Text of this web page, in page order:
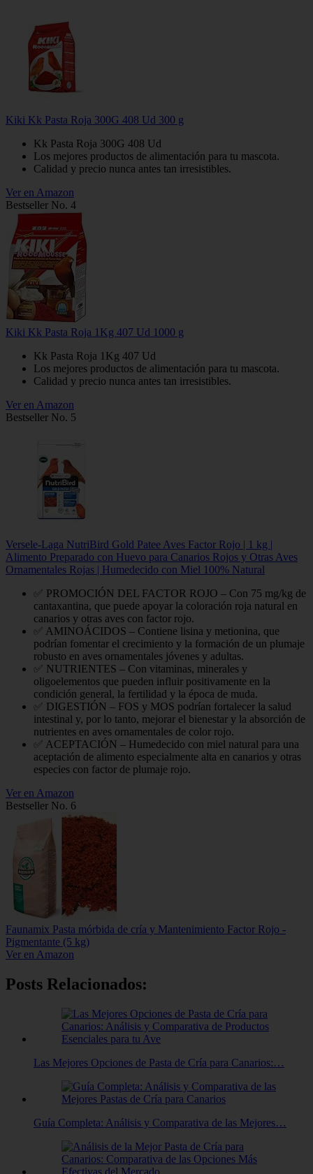
Kiki Kk Pasta Roja 300G 408 Ud 300 g
Kk Pasta Roja 300G 408 Ud
Los mejores productos de alimentación para tu mascota.
Calidad y precio nunca antes tan irresistibles.
Ver en Amazon
Bestseller No. 4
Kiki Kk Pasta Roja 1Kg 407 Ud 1000 g
Kk Pasta Roja 1Kg 407 Ud
Los mejores productos de alimentación para tu mascota.
Calidad y precio nunca antes tan irresistibles.
Ver en Amazon
Bestseller No. 5
Versele-Laga NutriBird Gold Patee Aves Factor Rojo | 1 kg |
Alimento Preparado con Huevo para Canarios Rojos y Otras Aves
Ornamentales Rojas | Humedecido con Miel 100% Natural
✅ PROMOCIÓN DEL FACTOR ROJO – Con 75 mg/kg de
cantaxantina, que puede apoyar la coloración roja natural en
canarios y otras aves con factor rojo.
✅ AMINOÁCIDOS – Contiene lisina y metionina, que
podrían fomentar el crecimiento y la formación de un plumaje
robusto en aves ornamentales jóvenes y adultas.
✅ NUTRIENTES – Con vitaminas, minerales y
oligoelementos que pueden influir positivamente en la
condición general, la fertilidad y la época de muda.
✅ DIGESTIÓN – FOS y MOS podrían fortalecer la salud
intestinal y, por lo tanto, mejorar el bienestar y la absorción de
nutrientes en aves ornamentales de color rojo.
✅ ACEPTACIÓN – Humedecido con miel natural para una
aceptación de alimento especialmente alta en canarios y otras
especies con factor de plumaje rojo.
Ver en Amazon
Bestseller No. 6
Faunamix Pasta mórbida de cría y Mantenimiento Factor Rojo -
Pigmentante (5 kg)
Ver en Amazon
Posts Relacionados:
Las Mejores Opciones de Pasta de Cría para Canarios:…
Guía Completa: Análisis y Comparativa de las Mejores…